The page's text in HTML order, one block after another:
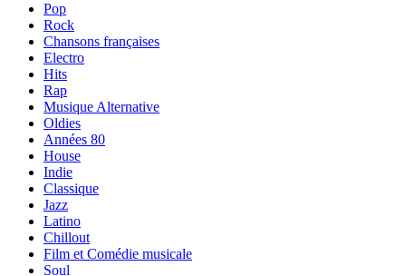
Pop
Rock
Chansons françaises
Electro
Hits
Rap
Musique Alternative
Oldies
Années 80
House
Indie
Classique
Jazz
Latino
Chillout
Film et Comédie musicale
Soul